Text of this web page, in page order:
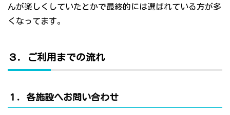
んが楽しくしていたとかで最終的には選ばれている方が多
くなってます。
３．ご利用までの流れ
１．各施設へお問い合わせ